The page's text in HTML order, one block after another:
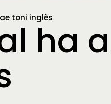
toni inglès
ha